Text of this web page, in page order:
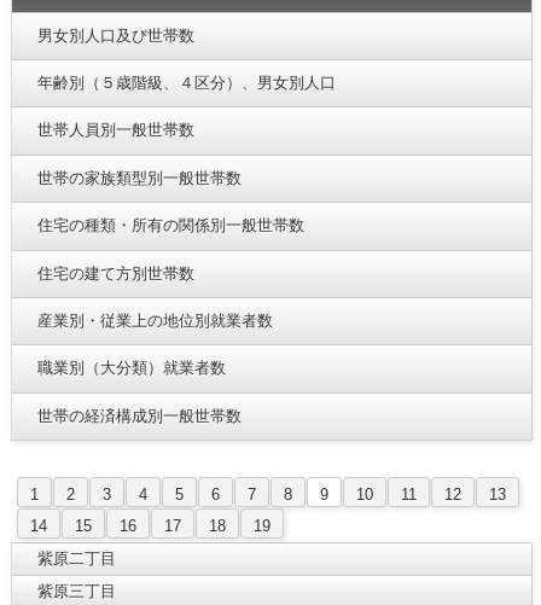
男女別人口及び世帯数
年齢別（５歳階級、４区分）、男女別人口
世帯人員別一般世帯数
世帯の家族類型別一般世帯数
住宅の種類・所有の関係別一般世帯数
住宅の建て方別世帯数
産業別・従業上の地位別就業者数
職業別（大分類）就業者数
世帯の経済構成別一般世帯数
1 2 3 4 5 6 7 8 9 10 11 12
13
14
15 16 17 18
19
紫原二丁目
紫原三丁目